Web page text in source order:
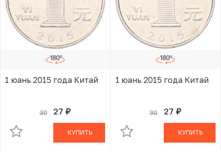
1 юань 2015 года Китай
30 27 руб.
В КОРЗИНЕ
КУПИТЬ
1 юань 2015 года Китай
30 27 руб.
В КОРЗИНЕ
КУПИТЬ